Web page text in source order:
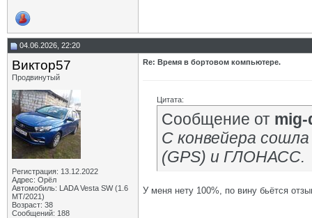
04.06.2026, 22:20
Виктор57
Продвинутый
Регистрация: 13.12.2022
Адрес: Орёл
Автомобиль: LADA Vesta SW (1.6
МТ/2021)
Возраст: 38
Сообщений: 188
Re: Время в бортовом компьютере.
Цитата:
Сообщение от
С конвейера сошла
(GPS) и ГЛОНАСС.
У меня нету 100%, по вину бьётся